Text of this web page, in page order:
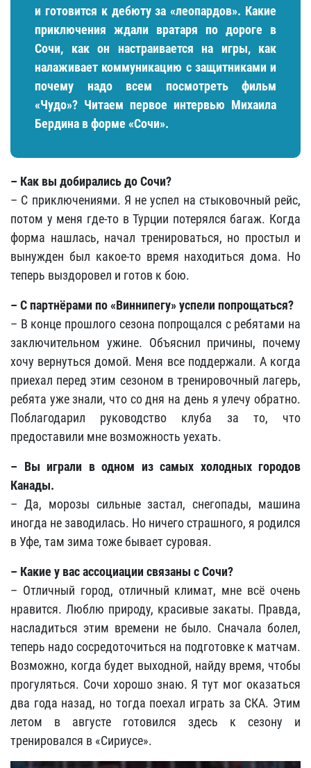
и готовится к дебюту за «леопардов». Какие
приключения ждали вратаря по дороге в
Сочи, как он настраивается на игры, как
налаживает коммуникацию с защитниками и
почему надо всем посмотреть фильм
«Чудо»? Читаем первое интервью Михаила
Бердина в форме «Сочи».
– Как вы добирались до Сочи?
– С приключениями. Я не успел на стыковочный рейс,
потом у меня где-то в Турции потерялся багаж. Когда
форма нашлась, начал тренироваться, но простыл и
вынужден был какое-то время находиться дома. Но
теперь выздоровел и готов к бою.
– С партнёрами по «Виннипегу» успели попрощаться?
– В конце прошлого сезона попрощался с ребятами на
заключительном ужине. Объяснил причины, почему
хочу вернуться домой. Меня все поддержали. А когда
приехал перед этим сезоном в тренировочный лагерь,
ребята уже знали, что со дня на день я улечу обратно.
Поблагодарил руководство клуба за то, что
предоставили мне возможность уехать.
– Вы играли в одном из самых холодных городов
Канады.
– Да, морозы сильные застал, снегопады, машина
иногда не заводилась. Но ничего страшного, я родился
в Уфе, там зима тоже бывает суровая.
– Какие у вас ассоциации связаны с Сочи?
– Отличный город, отличный климат, мне всё очень
нравится. Люблю природу, красивые закаты. Правда,
насладиться этим времени не было. Сначала болел,
теперь надо сосредоточиться на подготовке к матчам.
Возможно, когда будет выходной, найду время, чтобы
прогуляться. Сочи хорошо знаю. Я тут мог оказаться
два года назад, но тогда поехал играть за СКА. Этим
летом в августе готовился здесь к сезону и
тренировался в «Сириусе».